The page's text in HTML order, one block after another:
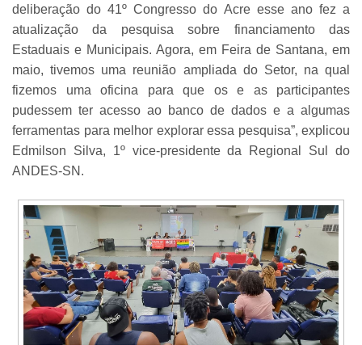
deliberação do 41º Congresso do Acre esse ano fez a
atualização da pesquisa sobre financiamento das
Estaduais e Municipais. Agora, em Feira de Santana, em
maio, tivemos uma reunião ampliada do Setor, na qual
fizemos uma oficina para que os e as participantes
pudessem ter acesso ao banco de dados e a algumas
ferramentas para melhor explorar essa pesquisa”, explicou
Edmilson Silva, 1º vice-presidente da Regional Sul do
ANDES-SN.